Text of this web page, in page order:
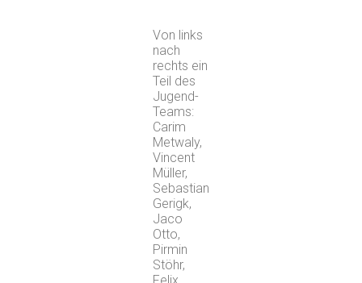
Von links
nach
rechts ein
Teil des
Jugend-
Teams:
Carim
Metwaly,
Vincent
Müller,
Sebastian
Gerigk,
Jaco
Otto,
Pirmin
Stöhr,
Felix